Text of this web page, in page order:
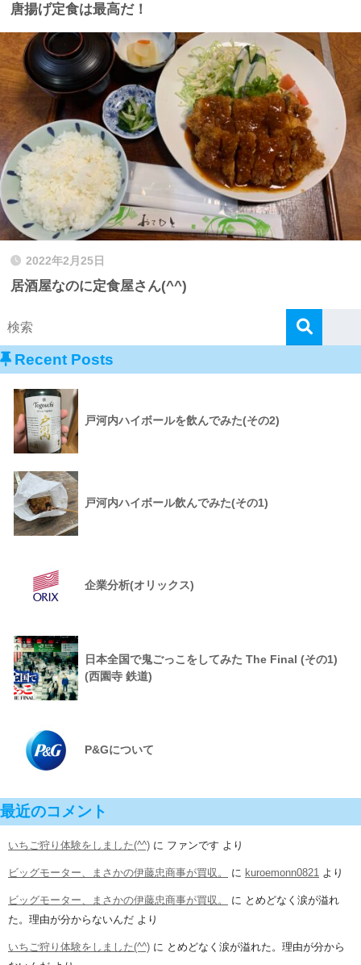
唐揚げ定食は最高だ！
2022年2月25日
居酒屋なのに定食屋さん(^^)
Recent Posts
戸河内ハイボールを飲んでみた(その2)
戸河内ハイボール飲んでみた(その1)
企業分析(オリックス)
日本全国で鬼ごっこをしてみた The Final (その1)
(西園寺 鉄道)
P&Gについて
最近のコメント
いちご狩り体験をしました(^^) に ファンです より
ビッグモーター、まさかの伊藤忠商事が買収。 に kuroemonn0821 より
ビッグモーター、まさかの伊藤忠商事が買収。 に とめどなく涙が溢れ
た。理由が分からないんだ より
いちご狩り体験をしました(^^) に とめどなく涙が溢れた。理由が分から